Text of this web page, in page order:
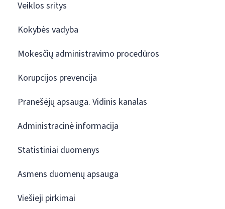
Veiklos sritys
Kokybės vadyba
Mokesčių administravimo procedūros
Korupcijos prevencija
Pranešėjų apsauga. Vidinis kanalas
Administracinė informacija
Statistiniai duomenys
Asmens duomenų apsauga
Viešieji pirkimai